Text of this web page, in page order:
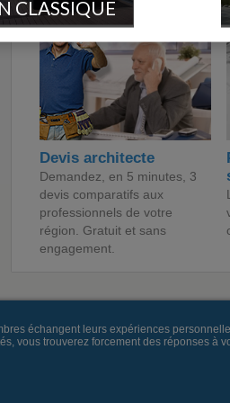
Devis architecte
Demandez, en 5 minutes, 3
devis comparatifs aux
professionnels de votre
région. Gratuit et sans
engagement.
échangent leurs expériences
vous trouverez forcement des réponses à
CLASSIQUE